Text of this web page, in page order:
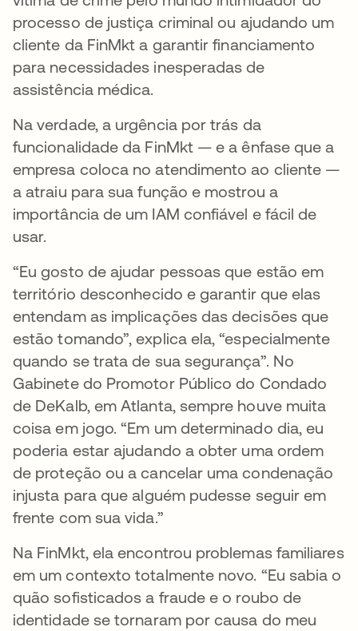
processo de justiça criminal ou ajudando um
cliente da FinMkt a garantir financiamento
para necessidades inesperadas de
assistência médica.
Na verdade, a urgência por trás da
funcionalidade da FinMkt — e a ênfase que a
empresa coloca no atendimento ao cliente —
a atraiu para sua função e mostrou a
importância de um IAM confiável e fácil de
usar.
“Eu gosto de ajudar pessoas que estão em
território desconhecido e garantir que elas
entendam as implicações das decisões que
estão tomando”, explica ela, “especialmente
quando se trata de sua segurança”. No
Gabinete do Promotor Público do Condado
de DeKalb, em Atlanta, sempre houve muita
coisa em jogo. “Em um determinado dia, eu
poderia estar ajudando a obter uma ordem
de proteção ou a cancelar uma condenação
injusta para que alguém pudesse seguir em
frente com sua vida.”
Na FinMkt, ela encontrou problemas familiares
em um contexto totalmente novo. “Eu sabia o
quão sofisticados a fraude e o roubo de
identidade se tornaram por causa do meu